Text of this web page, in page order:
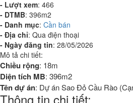
- Lượt xem: 466
- DTMB: 396m2
- Danh mục: Cần bán
- Địa chỉ: Qua điện thoại
- Ngày đăng tin: 28/05/2026
Mô tả chi tiết:
Chiều rộng: 18m
Diện tích MB: 396m2
Tên dự án: Dự án Sao Đỏ Cầu Rào
Thông tin chi tiết: